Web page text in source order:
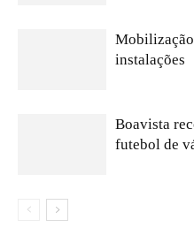
Mobilização
instalações
Boavista
futebol de